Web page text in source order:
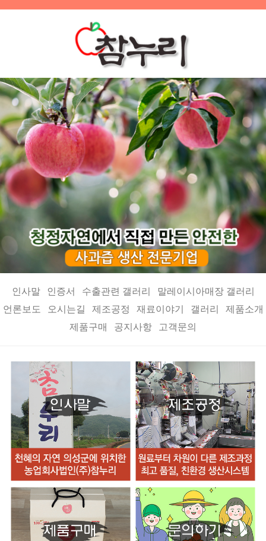
인사말 인증서 수출관련 갤러리
말레이시아매장 갤러리
언론보도
오시는길 제조공정 재료이야기 갤러리
제품소개
제품구매
공지사항 고객문의